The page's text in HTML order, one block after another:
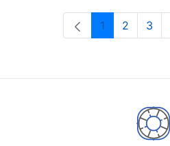
Página
1 Página
2 3